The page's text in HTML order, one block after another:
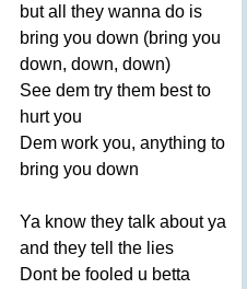
but all they wanna do is
bring you down (bring you
down, down, down)
See dem try them best to
hurt you
Dem work you, anything to
bring you down
Ya know they talk about ya
and they tell the lies
Dont be fooled u betta